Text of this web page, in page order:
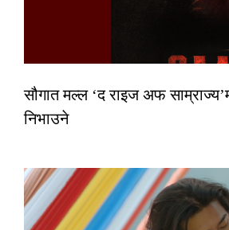
सौगात मल्ल ‘द राइज अफ
निभाउने